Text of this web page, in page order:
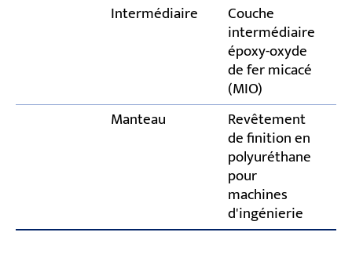
Intermédiaire Couche
intermédiaire
époxy-oxyde
de fer micacé
(MIO)
Manteau Revêtement
de finition en
polyuréthane
pour
machines
d'ingénierie